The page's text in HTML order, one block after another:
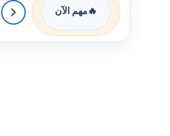
🔥 مهم الآن